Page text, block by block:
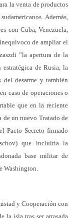
la venta de productos
Además,
con Cuba, Venezuela,
de ampliar el
”la apertura de la
estratégica de Rusia, la
desarme y también
caso de operaciones o
que en la reciente
de un nuevo Tratado de
Pacto Secreto firmado
que incluiría la
base militar de
Washington.
y Cooperación con
la isla tras ser arrasada